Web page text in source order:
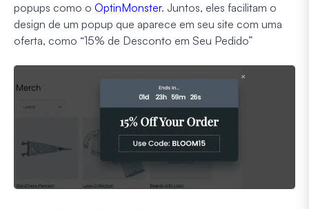
popups como o OptinMonster. Juntos, eles facilitam o
design de um popup que aparece em seu site com uma
oferta, como “15% de Desconto em Seu Pedido”